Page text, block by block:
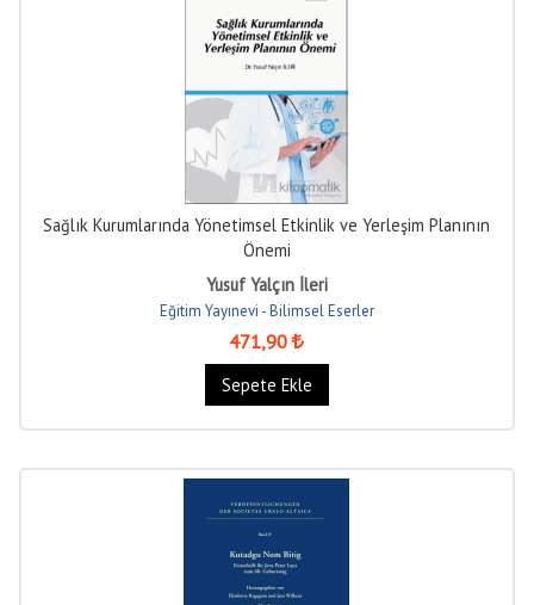
Sağlık Kurumlarında Yönetimsel Etkinlik ve Yerleşim Planının
Önemi
Yusuf Yalçın İleri
Eğitim Yayınevi - Bilimsel Eserler
471,90
Sepete Ekle